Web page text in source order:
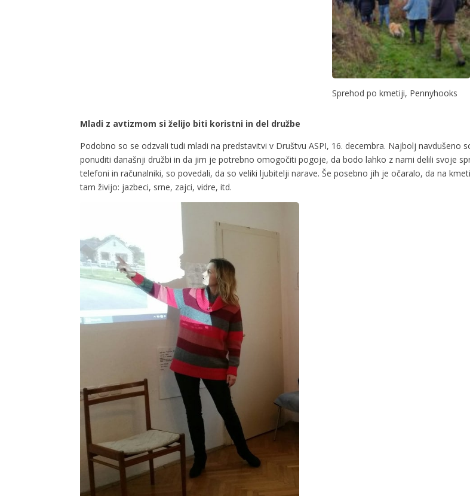
Sprehod po kmetiji, Pennyhooks
Mladi z avtizmom si želijo biti koristni in del družbe
Podobno so se odzvali tudi mladi na predstavitvi v Društvu ASPI, 16. decembra. Najbolj
ponuditi današnji družbi in da jim je potrebno omogočiti pogoje, da bodo lahko z nami delili svoje
telefoni in računalniki, so povedali, da so veliki ljubitelji narave. Še posebno jih je očaralo, da na
tam živijo: jazbeci, srne, zajci, vidre, itd.